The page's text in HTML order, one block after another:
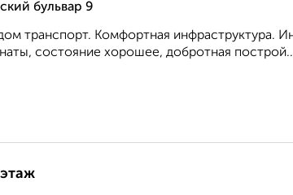
бульвар 9
транспорт. Комфортная инфраструктура.
состояние хорошее, добротная